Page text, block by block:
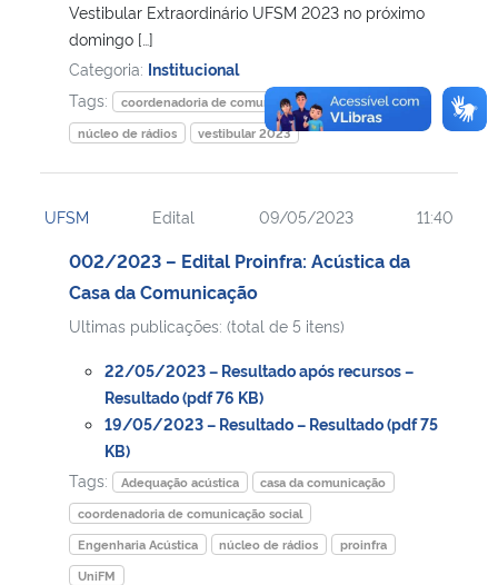
Vestibular Extraordinário UFSM 2023 no próximo
domingo […]
Categoria: Institucional
Tags:
coordenadoria de comunicação social
Geral
núcleo de rádios
vestibular 2023
UFSM Edital 09/05/2023 11:40
002/2023 – Edital Proinfra: Acústica da
Casa da Comunicação
Ultimas publicações: (total de 5 itens)
22/05/2023 – Resultado após recursos –
Resultado (pdf 76 KB)
19/05/2023 – Resultado – Resultado (pdf 75
KB)
Tags:
Adequação acústica
casa da comunicação
coordenadoria de comunicação social
Engenharia Acústica
núcleo de rádios
proinfra
UniFM